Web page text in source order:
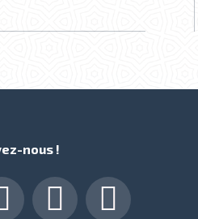
nous !